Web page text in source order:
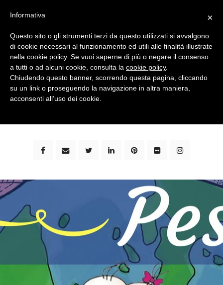
bimbi e viaggi - family travel blog: community #1 in
×
Informativa
Questo sito o gli strumenti terzi da questo utilizzati si avvalgono
di cookie necessari al funzionamento ed utili alle finalità illustrate
nella cookie policy. Se vuoi saperne di più o negare il consenso
a tutti o ad alcuni cookie, consulta la cookie policy.
Chiudendo questo banner, scorrendo questa pagina, cliccando
su un link o proseguendo la navigazione in altra maniera,
acconsenti all’uso dei cookie.